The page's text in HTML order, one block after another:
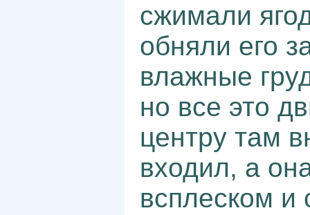
сжимали
обняли его
влажные
но все это
центру там
входил, а
всплеском